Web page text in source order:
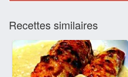
Recettes similaires